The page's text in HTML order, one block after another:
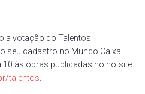
a votação do Talentos
seu cadastro no Mundo Caixa
10 às obras publicadas no hotsite
talentos